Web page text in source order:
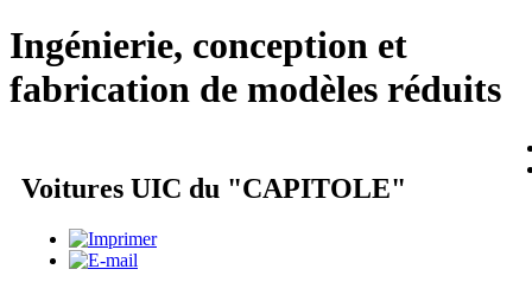
Ingénierie, conception et
fabrication de modèles réduits
Voitures UIC du "CAPITOLE"